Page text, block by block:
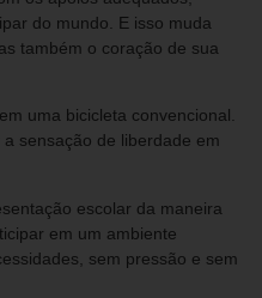
do mundo. E isso muda
também o coração de sua
uma bicicleta convencional.
sensação de liberdade em
escolar da maneira
em um ambiente
sem pressão e sem